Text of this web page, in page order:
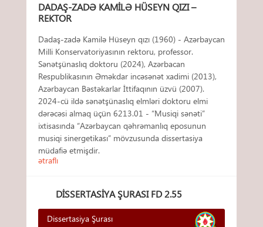
DADAŞ-ZADƏ KAMILƏ HÜSEYN QIZI –
REKTOR
Dadaş-zadə Kamilə Hüseyn qızı (1960) - Azərbaycan
Milli Konservatoriyasının rektoru, professor.
Sənətşünaslıq doktoru (2024), Azərbacan
Respublikasının Əməkdar incəsənət xadimi (2013),
Azərbaycan Bəstəkarlar İttifaqının üzvü (2007).
2024-cü ildə sənətşünaslıq elmləri doktoru elmi
dərəcəsi almaq üçün 6213.01 - “Musiqi sənəti”
ixtisasında “Azərbaycan qəhrəmanlıq eposunun
musiqi sinergetikası” mövzusunda dissertasiya
müdafiə etmişdir.
ətraflı
DISSERTASIYA ŞURASI FD 2.55
Dissertasiya Şurası